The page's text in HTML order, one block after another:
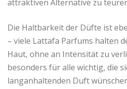
attraktiven Alternative zu
Die Haltbarkeit der Düfte ist
– viele Lattafa Parfums halten
Haut, ohne an Intensität zu
besonders für alle wichtig, die
langanhaltenden Duft